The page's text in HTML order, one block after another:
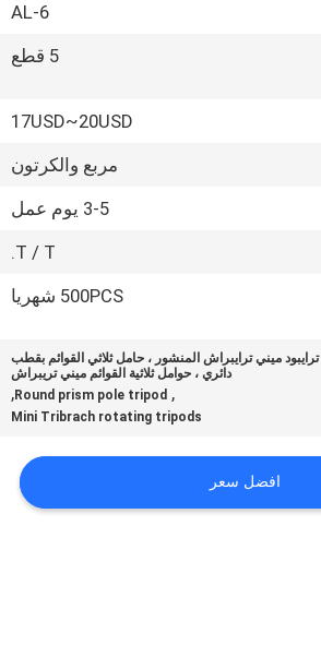
AL-6
5 قطع
17USD~20USD
مربع والكرتون
3-5 يوم عمل
T / T.
500PCS شهريا
ترايبود ميني ترايبراش المنشور ، حامل ثلاثي القوائم بقطب
دائري ، حوامل ثلاثية القوائم ميني تريبراش
,
Round prism pole tripod
,
Mini Tribrach rotating tripods
افضل سعر